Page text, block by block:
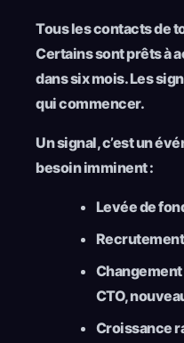
Tous les contacts de
Certains sont prêts à
dans six mois. Les
qui commencer.
Un signal, c’est un
besoin imminent :
Levée de
CTO,
Croissance